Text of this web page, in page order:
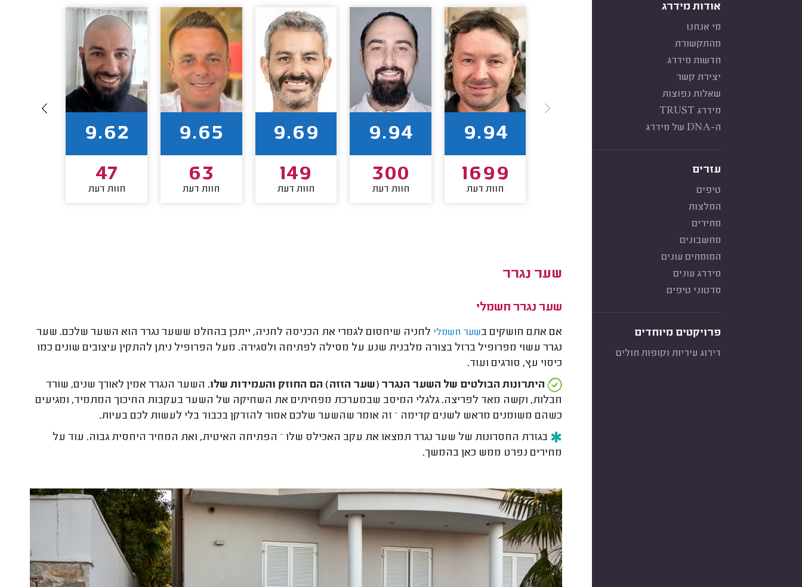
אודות מידרג
מי אנחנו
מהתקשורת
חדשות מידרג
יצירת קשר
שאלות נפוצות
מידרג TRUST
ה-DNA של מידרג
עזרים
טיפים
המלצות
מחירים
מחשבונים
המומחים עונים
מידרג עונים
סרטוני טיפים
פרויקטים מיוחדים
דירוג עיריות וקופות חולים
9.94
1699
חוות דעת
9.94
300
חוות דעת
9.69
149
חוות דעת
9.65
63
חוות דעת
9.62
47
חוות דעת
שער נגרר
שער נגרר חשמלי
אם אתם חושקים בשער חשמלי לחניה שיחסום לגמרי את הכניסה לחניה, ייתכן בהחלט ששער נגרר הוא השער שלכם. שער
נגרר עשוי מפרופיל ברזל בצורה מלבנית שנע על מסילה לפתיחה ולסגירה. מעל הפרופיל ניתן להתקין עיצובים שונים כמו
כיסוי עץ, סורגים ועוד.
היתרונות הבולטים של השער הנגרר (שער הזזה) הם החוזק והעמידות שלו. השער הנגרר אמין לאורך שנים, שורד
חבלות, וקשה מאד לפריצה. גלגלי המיסב שבמערכת מפחיתים את השחיקה של השער בעקבות החיכוך המתמיד, ומגיעים
כשהם משומנים מראש לשנים קדימה – זה אומר שהשער שלכם אמור להזדקן בכבוד בלי לעשות לכם בעיות.
בגזרת החסרונות של שער נגרר תמצאו את עקב האכילס שלו – הפתיחה האיטית, ואת המחיר היחסית גבוה. עוד על
מחירים נפרט ממש כאן בהמשך.